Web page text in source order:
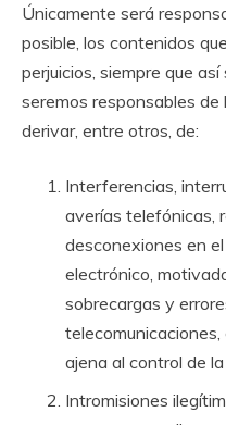
Únicamente será
posible, los contenidos
perjuicios, siempre que
seremos responsables de
derivar, entre otros, de:
Interferencias,
averías telefónicas,
desconexiones en
electrónico,
sobrecargas y
ajena al control de la
Intromisiones